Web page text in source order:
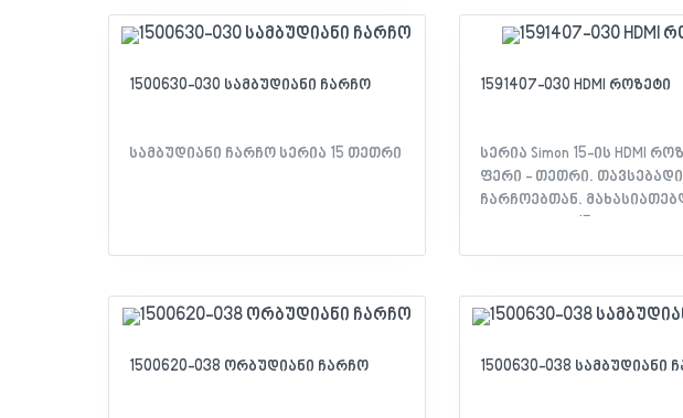
1500630-030 სამბუდიანი ჩარჩო
სამბუდიანი ჩარჩო სერია 15 თეთრი
1591407-030 HDMI როზეტი
სერია Simon 15-ის HDMI
ფერი - თეთრი. თავსებადია
ჩარჩოებთან. მახასიათებლები: -
მასალა:
კონტაქტების
სერთიფიკატი: EAC
1500620-038 ორბუდიანი ჩარჩო 1500630-038 სამბუდიანი